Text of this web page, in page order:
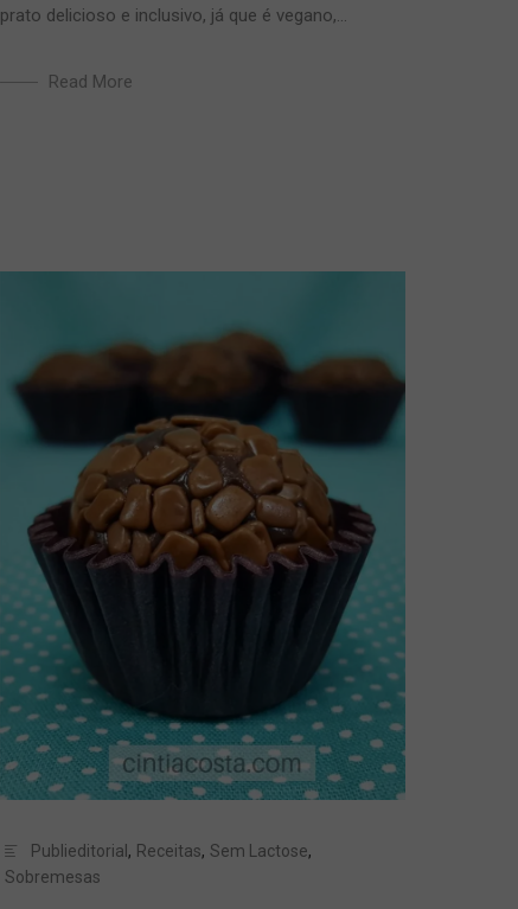
prato delicioso e inclusivo, já que é vegano,...
Read More
Publieditorial , Receitas, Sem Lactose,
Sobremesas